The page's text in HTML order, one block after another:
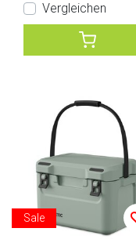
Vergleichen
Sale